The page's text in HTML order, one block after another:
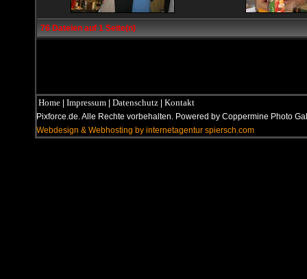
76 Dateien auf 1 Seite(n)
Home | Impressum | Datenschutz | Kontakt
Pixforce.de. Alle Rechte vorbehalten. Powered by Coppermine Photo
Webdesign & Webhosting by internetagentur spiersch.com